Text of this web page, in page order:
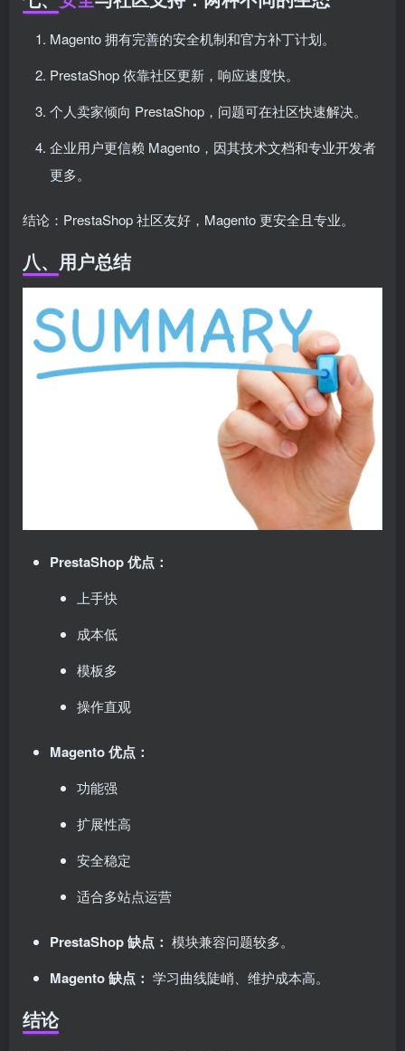
Magento 拥有完善的安全机制和官方补丁计划。
PrestaShop 依靠社区更新，响应速度快。
个人卖家倾向 PrestaShop，问题可在社区快速解决。
企业用户更信赖 Magento，因其技术文档和专业开发者
更多。
结论：PrestaShop 社区友好，Magento 更安全且专业。
八、用户总结
PrestaShop 优点：
上手快
成本低
模板多
操作直观
Magento 优点：
功能强
扩展性高
安全稳定
适合多站点运营
PrestaShop 缺点： 模块兼容问题较多。
Magento 缺点： 学习曲线陡峭、维护成本高。
结论